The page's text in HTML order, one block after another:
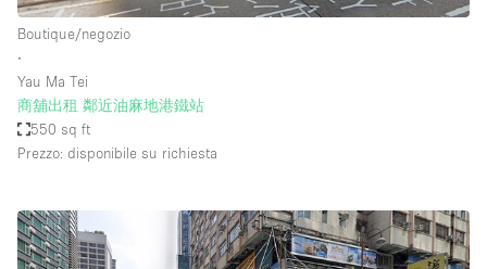
Boutique/negozio
∙
Yau Ma Tei
商舖出租 鄰近油麻地港鐵站
550 sq ft
Prezzo: disponibile su richiesta